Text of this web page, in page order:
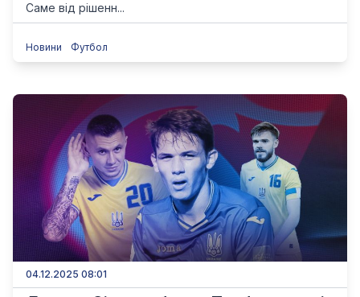
Саме від рішенн...
Новини Футбол
04.12.2025 08:01